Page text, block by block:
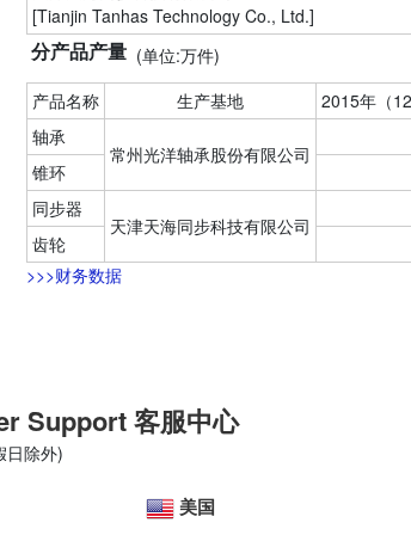
[Tianjin Tanhas Technology Co., Ltd.]
分产品产量 (单位:万件)
产品名称
生产基地 2015年（12
轴承
常州光洋轴承股份有限公司
锥环
同步器
天津天海同步科技有限公司
齿轮
>>>财务数据
Support 客服中心
日除外)
美国